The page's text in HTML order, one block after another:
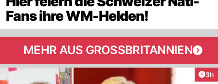
Fans ihre WM-Helden!
MEHR AUS GROSSBRITANNIEN
3h